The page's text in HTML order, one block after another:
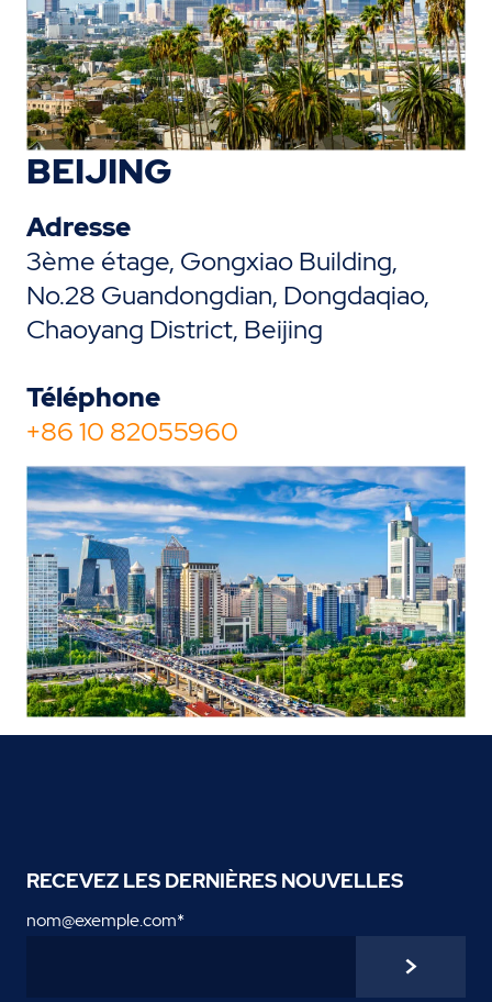
BEIJING
Adresse
3ème étage, Gongxiao Building,
No.28 Guandongdian, Dongdaqiao,
Chaoyang District, Beijing
Téléphone
+86 10 82055960
RECEVEZ LES DERNIÈRES NOUVELLES
nom@exemple.com*